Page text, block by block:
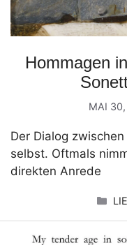
Hommagen
MAI
Der Dialog
selbst. Oftmals
direkten Anrede